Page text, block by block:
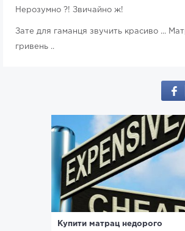
Нерозумно ?! Звичайно ж!
Зате для гаманця звучить красиво ...
гривень ..
Купити матрац недорого